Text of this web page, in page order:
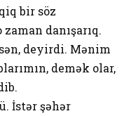
bir söz
danışarıq.
deyirdi. Mənim
demək olar,
İstər şəhər